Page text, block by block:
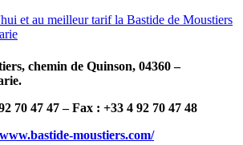
et au meilleur tarif la Bastide de Moustiers
chemin de Quinson, 04360 –
70 47 47 – Fax : +33 4 92 70 47 48
moustiers.com/